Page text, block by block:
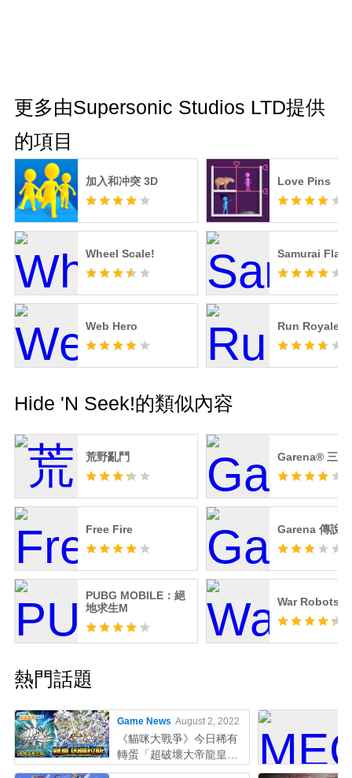
更多由Supersonic Studios LTD提供
的項目
加入和冲突 3D Love Pins
Wheel Scale! Samurai
Web Hero Run Royale
Hide 'N Seek!的類似內容
荒野亂鬥 Garena® 三角
Free Fire Garena 傳說
PUBG MOBILE：絕
地求生M
War Robots
熱門話題
Game News August 2, 2022
《貓咪大戰爭》今日稀有
轉蛋「超破壞大帝龍皇因
佩拉斯」系列新角色登場